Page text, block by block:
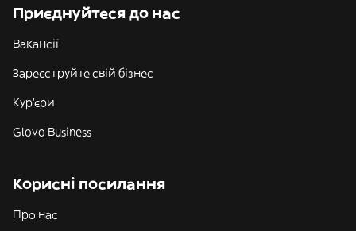
Приєднуйтеся до нас
Вакансії
Зареєструйте свій бізнес
Кур'єри
Glovo Business
Корисні посилання
Про нас